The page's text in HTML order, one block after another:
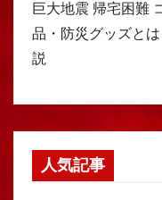
巨大地震 帰宅困難
品・防災グッズと
説
人気記事